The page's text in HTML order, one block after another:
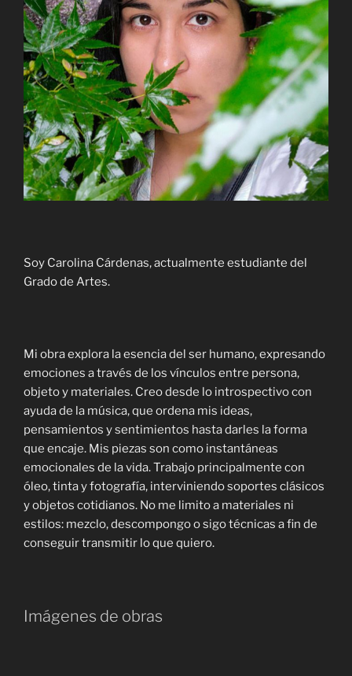
Soy Carolina Cárdenas, actualmente estudiante del
Grado de Artes.
Mi obra explora la esencia del ser humano, expresando
emociones a través de los vínculos entre persona,
objeto y materiales. Creo desde lo introspectivo con
ayuda de la música, que ordena mis ideas,
pensamientos y sentimientos hasta darles la forma
que encaje. Mis piezas son como instantáneas
emocionales de la vida. Trabajo principalmente con
óleo, tinta y fotografía, interviniendo soportes clásicos
y objetos cotidianos. No me limito a materiales ni
estilos: mezclo, descompongo o sigo técnicas a fin de
conseguir transmitir lo que quiero.
Imágenes de obras